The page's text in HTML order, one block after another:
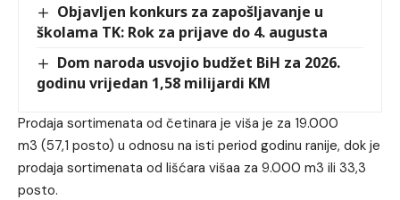
Objavljen konkurs za zapošljavanje u
školama TK: Rok za prijave do 4. augusta
Dom naroda usvojio budžet BiH za 2026.
godinu vrijedan 1,58 milijardi KM
Prodaja sortimenata od četinara je viša je za 19.000
m3 (57,1 posto) u odnosu na isti period godinu ranije, dok je
prodaja sortimenata od lišćara višaa za 9.000 m3 ili 33,3
posto.